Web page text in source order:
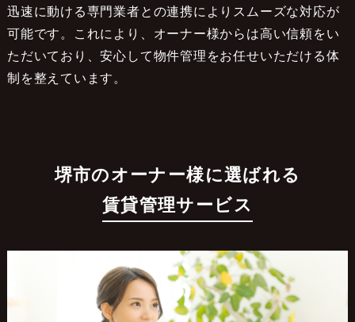
迅速に動ける専門業者との連携によりスムーズな対応が
可能です。これにより、オーナー様からは高い信頼をい
ただいており、安心して物件管理をお任せいただける体
制を整えています。
堺市のオーナー様に選ばれる
賃貸管理サービス